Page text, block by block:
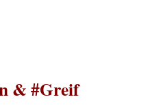
& #Greif